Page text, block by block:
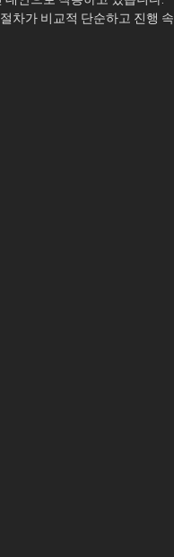
차가 비교적 단순하고 진행 속